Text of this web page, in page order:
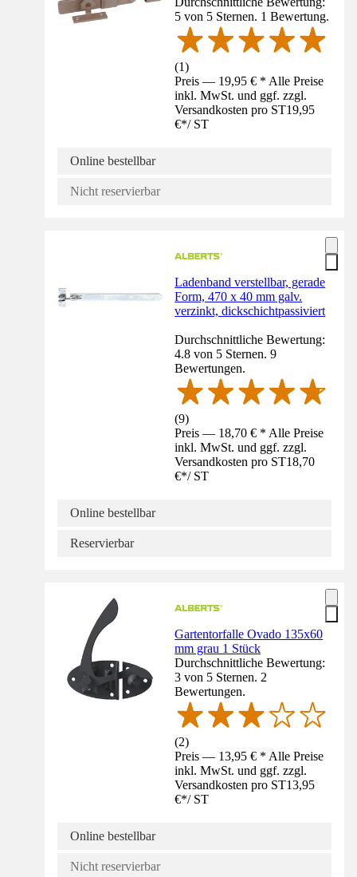
5 von 5 Sternen. 1 Bewertung.
(1)
Preis — 19,95 € * Alle Preise
inkl. MwSt. und ggf. zzgl.
Versandkosten pro ST19,95
€*/ ST
Online bestellbar
Nicht reservierbar
Ladenband verstellbar, gerade
Form, 470 x 40 mm galv.
verzinkt, dickschichtpassiviert
Durchschnittliche Bewertung:
4.8 von 5 Sternen. 9
Bewertungen.
(9)
Preis — 18,70 € * Alle Preise
inkl. MwSt. und ggf. zzgl.
Versandkosten pro ST18,70
€*/ ST
Online bestellbar
Reservierbar
Gartentorfalle Ovado 135x60
mm grau 1 Stück
Durchschnittliche Bewertung:
3 von 5 Sternen. 2
Bewertungen.
(2)
Preis — 13,95 € * Alle Preise
inkl. MwSt. und ggf. zzgl.
Versandkosten pro ST13,95
€*/ ST
Online bestellbar
Nicht reservierbar